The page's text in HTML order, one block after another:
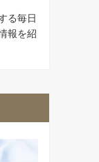
る毎日
報を紹